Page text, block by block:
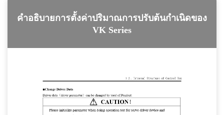
คำอธิบายการตั้งค่าปริมาณการปรับต้นกำเนิดของ
VK Series